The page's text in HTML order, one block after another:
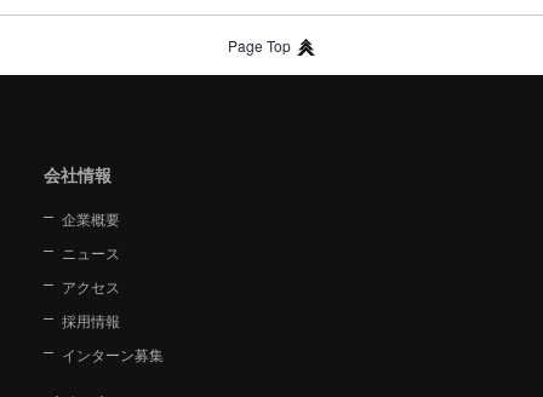
Page Top
会社情報
企業概要
ニュース
アクセス
採用情報
インターン募集